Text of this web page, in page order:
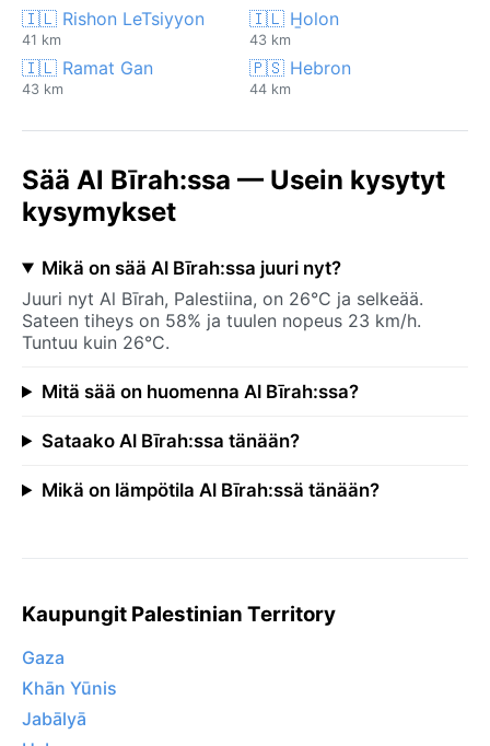
🇮🇱 Rishon LeTsiyyon
41 km
🇮🇱 H̱olon
43 km
🇮🇱 Ramat Gan
43 km
🇵🇸 Hebron
44 km
Sää Al Bīrah:ssa — Usein kysytyt
kysymykset
Mikä on sää Al Bīrah:ssa juuri nyt?
Juuri nyt Al Bīrah, Palestiina, on 26°C ja selkeää.
Sateen tiheys on 58% ja tuulen nopeus 23 km/h.
Tuntuu kuin 26°C.
Mitä sää on huomenna Al Bīrah:ssa?
Sataako Al Bīrah:ssa tänään?
Mikä on lämpötila Al Bīrah:ssä tänään?
Kaupungit Palestinian Territory
Gaza
Khān Yūnis
Jabālyā